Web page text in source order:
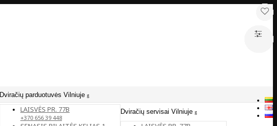
Dviračių parduotuvės Vilniuje
LAISVĖS PR. 77B
+370 656 39 448
Dviračių servisai Vilniuje